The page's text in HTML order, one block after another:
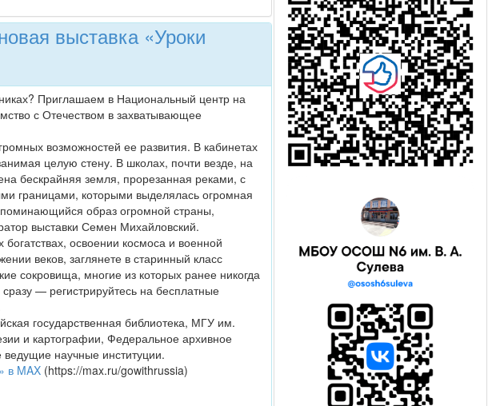
выставка «Уроки
Приглашаем в Национальный центр на
с Отечеством в захватывающее
возможностей ее развития. В кабинетах
целую стену. В школах, почти везде, на
бескрайняя земля, прорезанная реками, с
границами, которыми выделялась огромная
образ огромной страны,
выставки Семен Михайловский.
освоении космоса и военной
веков, заглянете в старинный класс
сокровища, многие из которых ранее никогда
— регистрируйтесь на бесплатные
государственная библиотека, МГУ им.
и картографии, Федеральное архивное
ведущие научные институции.
в MAX (https://max.ru/gowithrussia)